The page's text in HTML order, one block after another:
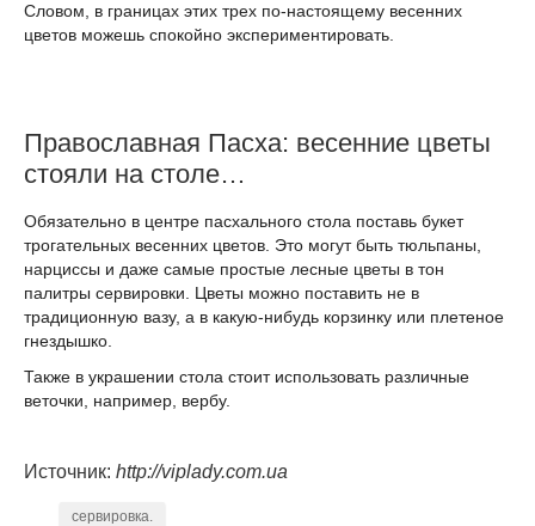
Словом, в границах этих трех по-настоящему весенних
цветов можешь спокойно экспериментировать.
Православная Пасха: весенние цветы
стояли на столе…
Обязательно в центре пасхального стола поставь букет
трогательных весенних цветов. Это могут быть тюльпаны,
нарциссы и даже самые простые лесные цветы в тон
палитры сервировки. Цветы можно поставить не в
традиционную вазу, а в какую-нибудь корзинку или плетеное
гнездышко.
Также в украшении стола стоит использовать различные
веточки, например, вербу.
Источник: http://viplady.com.ua
сервировка.